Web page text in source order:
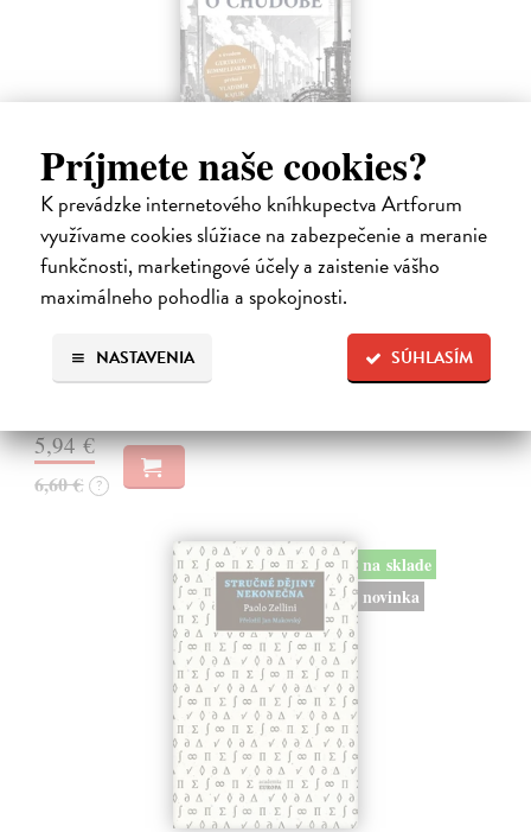
Príjmete naše cookies?
K prevádzke internetového kníhkupectva Artforum
využívame cookies slúžiace na zabezpečenie a meranie
funkčnosti, marketingové účely a zaistenie vášho
maximálneho pohodlia a spokojnosti.
SÚHLASÍM
NASTAVENIA
Memoár o chudobě
Tocqueville Alexis de| Kniha
První český překlad méně známého díla jedné z nejvýznamnějších
komentáři Ivo Budila, Jana Kellera a Gertrudy Himmelfalberové.
5,94 €
6,60 € ?
na sklade
novinka